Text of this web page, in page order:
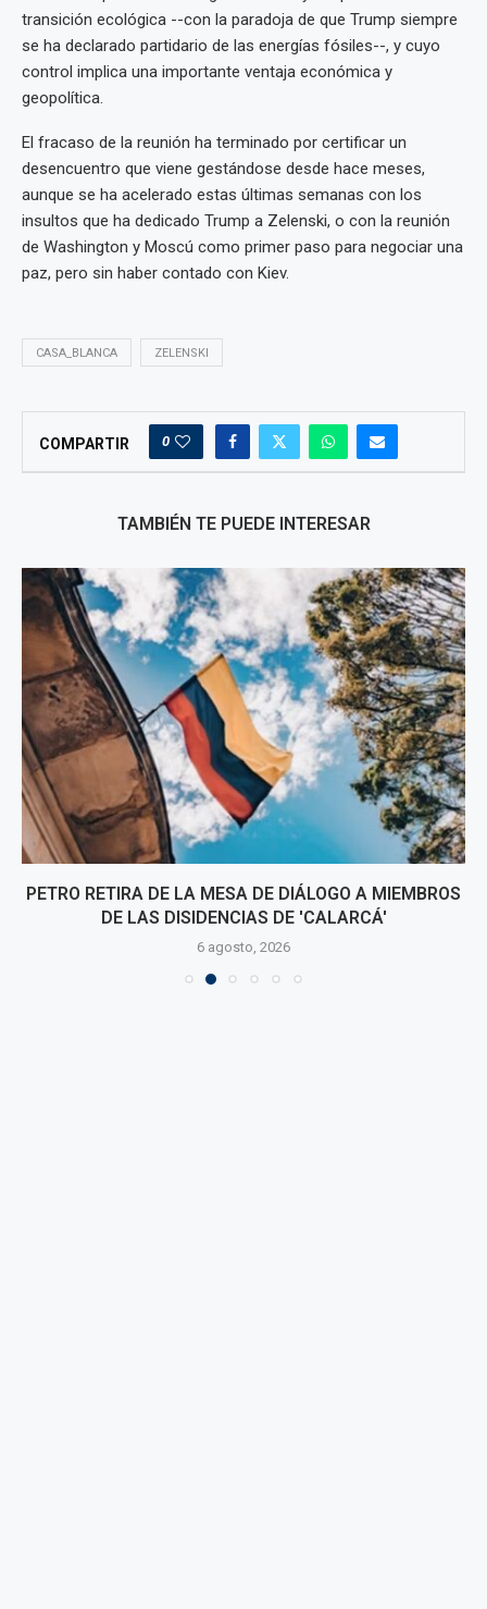
transición ecológica --con la paradoja de que Trump siempre
se ha declarado partidario de las energías fósiles--, y cuyo
control implica una importante ventaja económica y
geopolítica.
El fracaso de la reunión ha terminado por certificar un
desencuentro que viene gestándose desde hace meses,
aunque se ha acelerado estas últimas semanas con los
insultos que ha dedicado Trump a Zelenski, o con la reunión
de Washington y Moscú como primer paso para negociar una
paz, pero sin haber contado con Kiev.
CASA_BLANCA ZELENSKI
COMPARTIR 0
TAMBIÉN TE PUEDE INTERESAR
PETRO RETIRA DE LA MESA DE DIÁLOGO A MIEMBROS
DE LAS DISIDENCIAS DE 'CALARCÁ'
6 agosto, 2026